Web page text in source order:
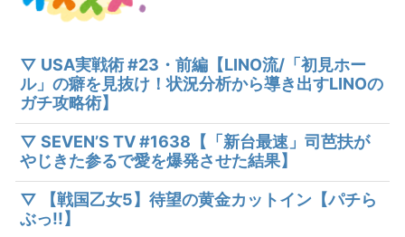
▽ USA実戦術 #23・前編【LINO流/「初見ホー
ル」の癖を見抜け！状況分析から導き出すLINOの
ガチ攻略術】
▽ SEVEN’S TV #1638【「新台最速」司芭扶が
やじきた参るで愛を爆発させた結果】
▽ 【戦国乙女5】待望の黄金カットイン【パチら
ぶっ!!】